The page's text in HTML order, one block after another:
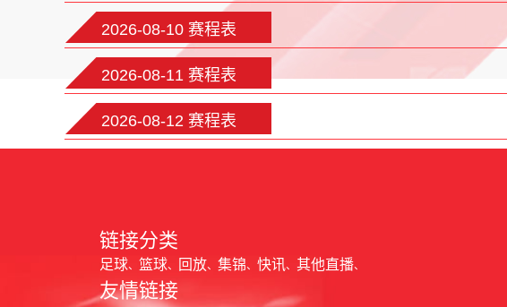
2026-08-10 赛程表
2026-08-11 赛程表
2026-08-12 赛程表
链接分类
足球 篮球 回放 集锦 快讯 其他直播
友情链接